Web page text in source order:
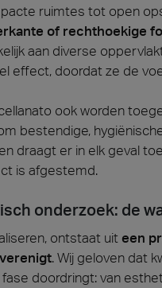
ruimtes tot open
of rechthoekige
aan diverse
effect, doordat ze de
ook worden
bestendige,
draagt er in elk geval
is afgestemd.
onderzoek: de
ontstaat uit een
. Wij geloven dat
doordringt: van